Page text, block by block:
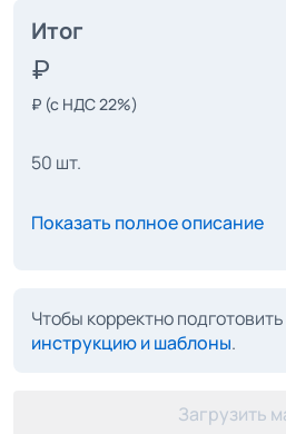
Итог
₽ (с НДС 22%)
50 шт.
Показать полное описание
Чтобы корректно
инструкцию и шаблоны.
Загрузить